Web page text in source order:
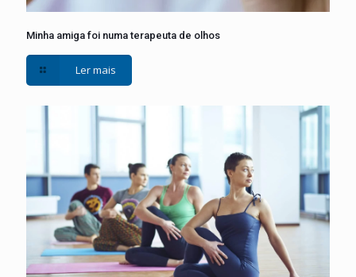
Minha amiga foi numa terapeuta de olhos
Ler mais